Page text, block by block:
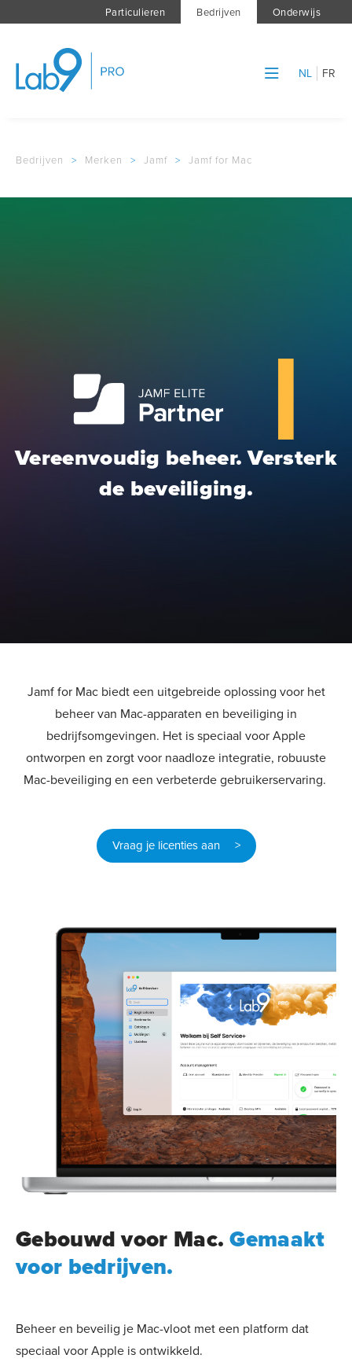
Particulieren Bedrijven Onderwijs
NL FR
Bedrijven > Merken > Jamf > Jamf for Mac
Vereenvoudig beheer. Versterk
de beveiliging.
Jamf for Mac biedt een uitgebreide oplossing voor het
beheer van Mac-apparaten en beveiliging in
bedrijfsomgevingen. Het is speciaal voor Apple
ontworpen en zorgt voor naadloze integratie, robuuste
Mac-beveiliging en een verbeterde gebruikerservaring.
Vraag je licenties aan >
Gebouwd voor Mac.Gemaakt
voor bedrijven.
Beheer en beveilig je Mac-vloot met een platform dat
speciaal voor Apple is ontwikkeld.